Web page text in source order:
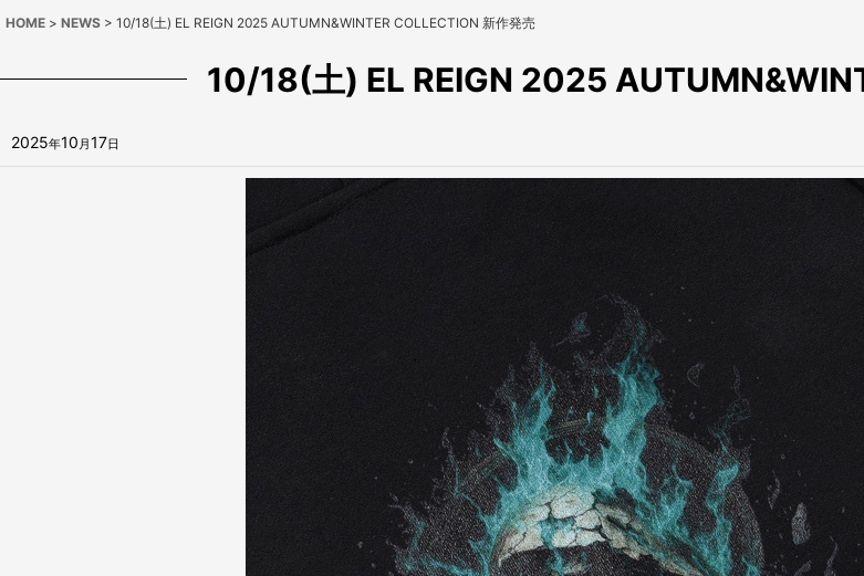
HOME > NEWS > 10/18(土) EL REIGN 2025 AUTUMN&WINTER COLLECTION 新作発売
10/18(土) EL REIGN 2025
2025年10 月 17日